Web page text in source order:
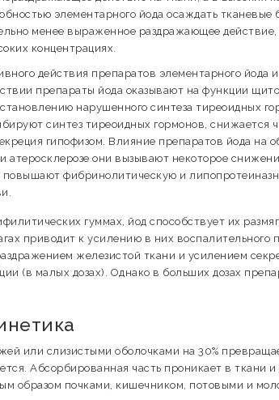
элементарного йода осаждать
менее выраженное раздражающее
концентрациях.
действия препаратов элементарного
препараты йода оказывают на функции
нарушенного синтеза тиреоидных
синтез тиреоидных гормонов, снижается
гипофизом. Влияние препаратов йода
атеросклерозе они вызывают некоторое
повышают фибринолитическую и
гуммах, йод способствует их
приводит к усилению в них
железистой ткани и усилением
(в малых дозах). Однако в больших дозах
или слизистыми оболочками на 30%
Абсорбированная часть проникает в ткани
образом почками, кишечником, потовыми и